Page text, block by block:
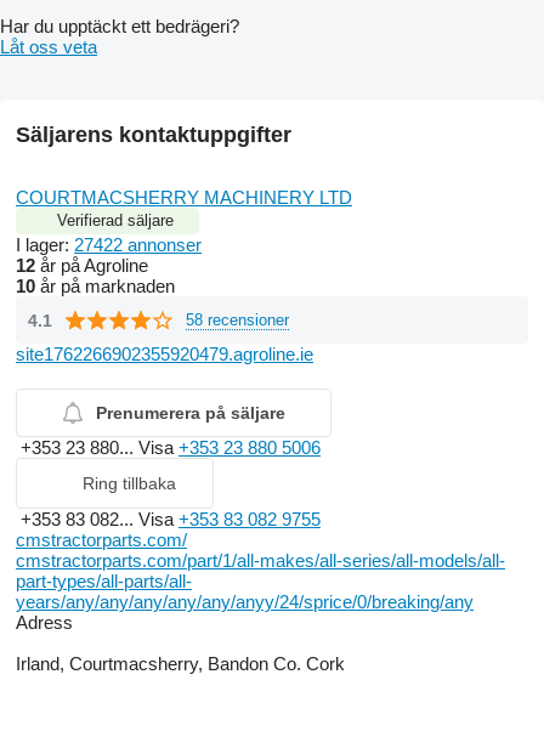
Har du upptäckt ett bedrägeri?
Låt oss veta
Säljarens kontaktuppgifter
COURTMACSHERRY MACHINERY LTD
Verifierad säljare
I lager: 27422 annonser
12 år på Agroline
10 år på marknaden
4.1 58 recensioner
site1762266902355920479.agroline.ie
Prenumerera på säljare
+353 23 880... Visa +353 23 880 5006
Ring tillbaka
+353 83 082... Visa +353 83 082 9755
cmstractorparts.com/
cmstractorparts.com/part/1/all-makes/all-series/all-models/all-
part-types/all-parts/all-
years/any/any/any/any/any/anyy/24/sprice/0/breaking/any
Adress
Irland, Courtmacsherry, Bandon Co. Cork